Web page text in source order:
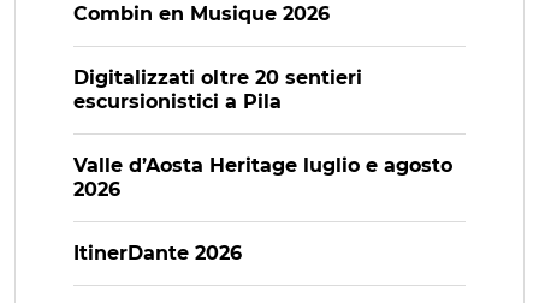
Combin en Musique 2026
Digitalizzati oltre 20 sentieri
escursionistici a Pila
Valle d’Aosta Heritage luglio e agosto
2026
ItinerDante 2026